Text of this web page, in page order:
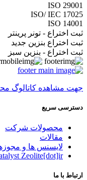
ISO 29001
ISO/ IEC 17025
ISO 14001
ثبت اختراع - تونر پرینتر
ثبت اختراع بنزین جدید
ثبت اختراع - بنزین سبز
جهت مشاهده کاتالوگ
دسترسی سریع
محصولات شرکت
مقالات
لایسنس ها و
Zeolite[dot]ir
ارتباط با ما